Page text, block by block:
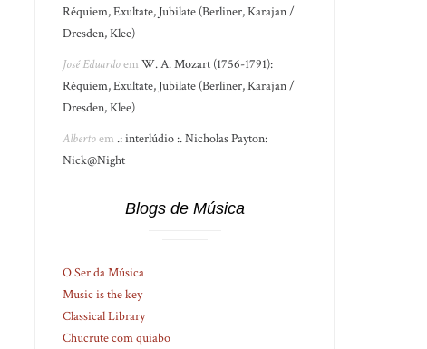
Réquiem, Exultate, Jubilate (Berliner, Karajan /
Dresden, Klee)
José EduardoemW. A. Mozart (1756-1791):
Réquiem, Exultate, Jubilate (Berliner, Karajan /
Dresden, Klee)
Albertoem .: interlúdio :. Nicholas Payton:
Nick@Night
Blogs de Música
O Ser da Música
Music is the key
Classical Library
Chucrute com quiabo